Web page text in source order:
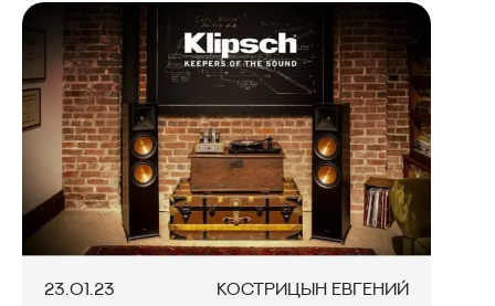
23.01.23 КОСТРИЦЫН ЕВГЕНИЙ